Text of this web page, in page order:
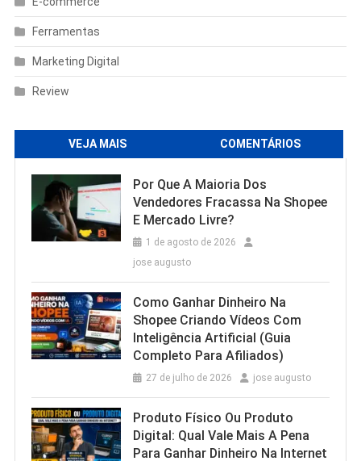
Ferramentas
Marketing Digital
Review
VEJA MAIS COMENTÁRIOS
Por Que A Maioria Dos
Vendedores Fracassa Na Shopee
E Mercado Livre?
1 de agosto de 2026
jose augusto
Como Ganhar Dinheiro Na
Shopee Criando Vídeos Com
Inteligência Artificial (Guia
Completo Para Afiliados)
27 de julho de 2026 jose augusto
Produto Físico Ou Produto
Digital: Qual Vale Mais A Pena
Para Ganhar Dinheiro Na Internet